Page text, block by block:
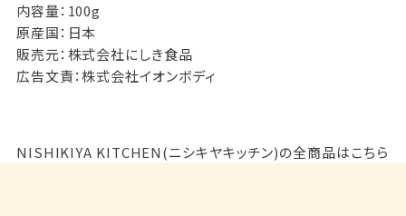
内容量：100g
原産国：日本
販売元：株式会社にしき食品
広告文責：株式会社イオンボディ
NISHIKIYA KITCHEN(ニシキヤキッチン)の全商品はこちら